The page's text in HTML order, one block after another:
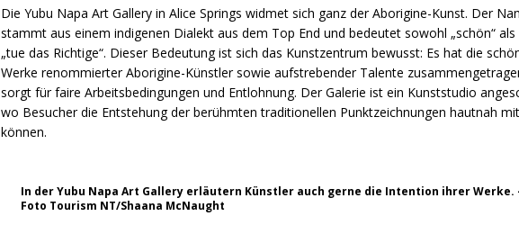
Die Yubu Napa Art Gallery in Alice Springs widmet sich ganz der Aborigine-Kunst. Der
stammt aus einem indigenen Dialekt aus dem Top End und bedeutet sowohl „schön“ als
„tue das Richtige“. Dieser Bedeutung ist sich das Kunstzentrum bewusst: Es hat die
Werke renommierter Aborigine-Künstler sowie aufstrebender Talente
sorgt für faire Arbeitsbedingungen und Entlohnung. Der Galerie ist ein Kunststudio
wo Besucher die Entstehung der berühmten traditionellen Punktzeichnungen hautnah
können.
In der Yubu Napa Art Gallery erläutern Künstler auch gerne die Intention ihrer Werke.
Foto Tourism NT/Shaana McNaught